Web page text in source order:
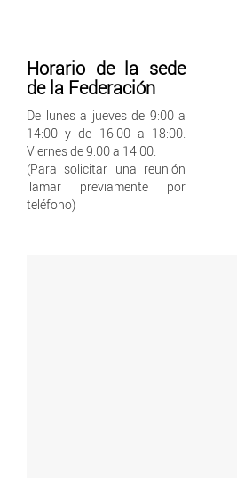
Horario de la sede
de la Federación
De lunes a jueves de 9:00 a
14:00 y de 16:00 a 18:00.
Viernes de 9:00 a 14:00.
(Para solicitar una reunión
llamar previamente por
teléfono)